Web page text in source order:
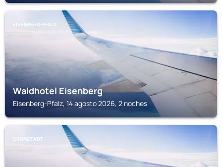
EISENBERG-PFALZ
Waldhotel Eisenberg
Eisenberg-Pfalz, 14 agosto 2026, 2 noches
GRÜNSTADT